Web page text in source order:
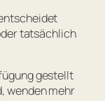
tatsächlich
gestellt
wenden mehr